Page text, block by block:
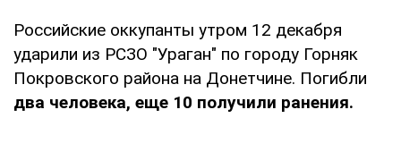
Российские оккупанты утром 12 декабря
ударили из РСЗО "Ураган" по городу Горняк
Покровского района на Донетчине. Погибли
два человека, еще 10 получили ранения.